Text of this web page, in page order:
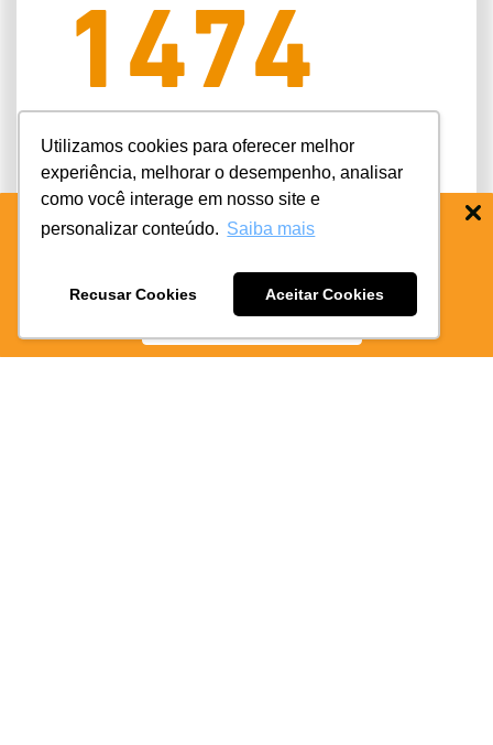
BAIXE O APP COIFE ODONTO:
BAIXE AGORA
Utilizamos cookies para oferecer melhor
experiência, melhorar o desempenho, analisar
como você interage em nosso site e
personalizar conteúdo. Saiba mais
Recusar Cookies Aceitar Cookies
1474
ce